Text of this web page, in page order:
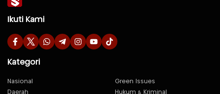
Ikuti Kami
Kategori
Nasional
Green Issues
Daerah
Hukum & Kriminal